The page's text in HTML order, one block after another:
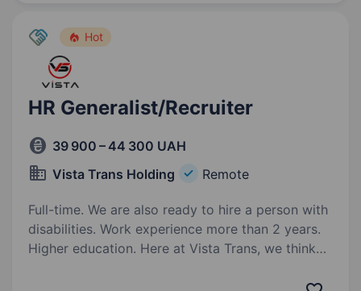
співробітників…
Hot
HR Generalist/Recruiter
39 900 – 44 300 UAH
Vista Trans Holding
Remote
Full-time. We are also ready to hire a person with
disabilities. Work experience more than 2 years.
Higher education. Here at Vista Trans, we think
by delivering the right product to the right place